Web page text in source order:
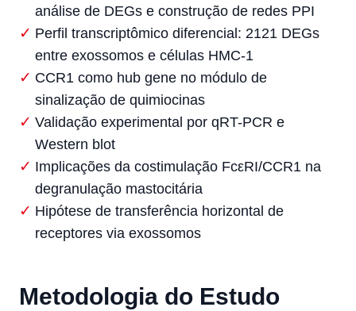
análise de DEGs e construção de redes PPI
Perfil transcriptômico diferencial: 2121 DEGs
entre exossomos e células HMC-1
CCR1 como hub gene no módulo de
sinalização de quimiocinas
Validação experimental por qRT-PCR e
Western blot
Implicações da costimulação FcεRI/CCR1 na
degranulação mastocitária
Hipótese de transferência horizontal de
receptores via exossomos
Metodologia do Estudo